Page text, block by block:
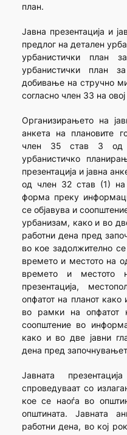
план.
Јавна презентација и
предлог на детален
урбанистички план
урбанистички план
добивање на стручно
согласно член 33 на
Организирањето на
анкета на плановите
член 35 став 3 од
урбанистичко
презентација и јавна
од член 32 став (1) на
форма преку
се објавува и
урбанизам, како и во
работни дена пред
во кое задолжително
времето и местото на
времето и местото
презентација,
опфатот на планот
во рамки на опфатот
соопштение во
како и во две јавни
дена пред
Јавната
спроведуваат со
кое се наоѓа во
општината. Јавната
работни дена, во кој